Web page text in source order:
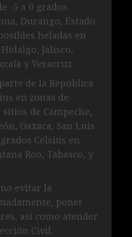
-5 a 0 grados
Durango, Estado
heladas en
Jalisco,
y Veracruz.
de la República
en zonas de
de Campeche,
Oaxaca, San Luis
Celsius en
Roo, Tabasco, y
evitar la
poner
así como atender
Civil.